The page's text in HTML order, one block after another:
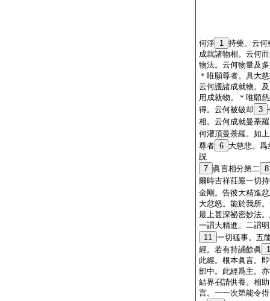
何淨 1 持藥。云何
成就諸物相。云何
物法。云何物量及
＊唯願尊者。具大
云何護諸成就物。
用成就物。＊唯願
得。云何被破却 3
相。云何成就曼荼
何灌頂曼荼羅。如
尊者 6 大慈悲。
説
7 眞言相分第二 8
爾時吉祥莊嚴一切
金剛。告彼大精進
大忿怒。能於我所
最上甚深祕密妙法
一謂大精進。二謂
11 一切猛事。五
經。若有持誦餘眞
此經。根本眞言。
部中。此經爲主。
結界召請供養。相
言。一一次第能令